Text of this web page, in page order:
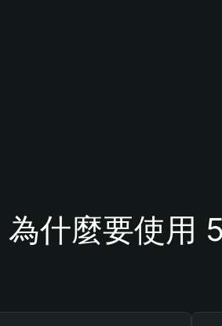
為什麼要使用